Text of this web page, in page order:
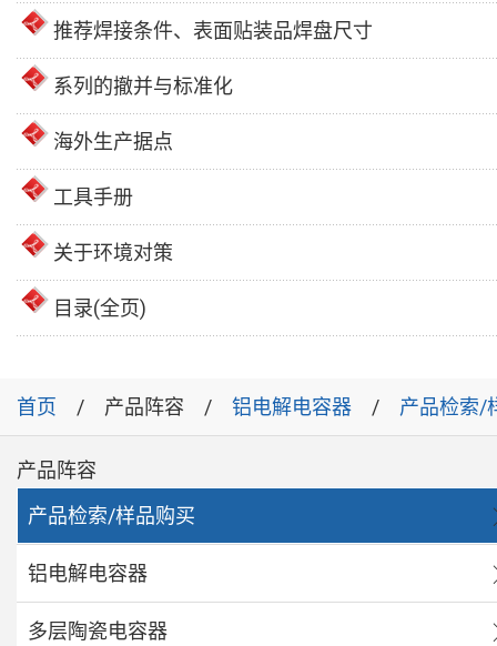
推荐焊接条件、表面贴装品焊盘尺寸
系列的撤并与标准化
海外生产据点
工具手册
关于环境对策
目录(全页)
首页 产品阵容 铝电解电容器 产品检索/
产品阵容
产品检索/样品购买
铝电解电容器
多层陶瓷电容器